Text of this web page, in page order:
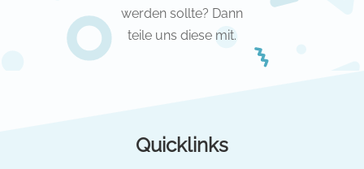
werden sollte? Dann
teile uns diese mit.
Quicklinks